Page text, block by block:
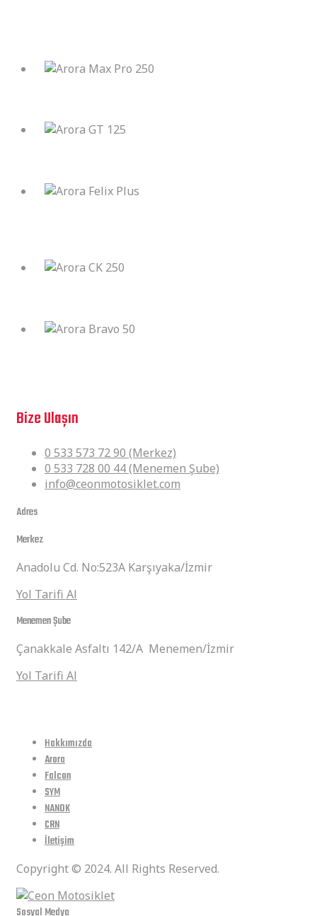
Bize Ulaşın
0 533 573 72 90 (Merkez)
0 533 728 00 44 (Menemen Şube)
info@ceonmotosiklet.com
Adres
Merkez
Anadolu Cd. No:523A Karşıyaka/İzmir
Yol Tarifi Al
Menemen Şube
Çanakkale Asfaltı 142/A Menemen/İzmir
Yol Tarifi Al
Hakkımızda
Arora
Falcon
SYM
NANOK
CRN
İletişim
Copyright © 2024. All Rights Reserved.
Sosyal Medya